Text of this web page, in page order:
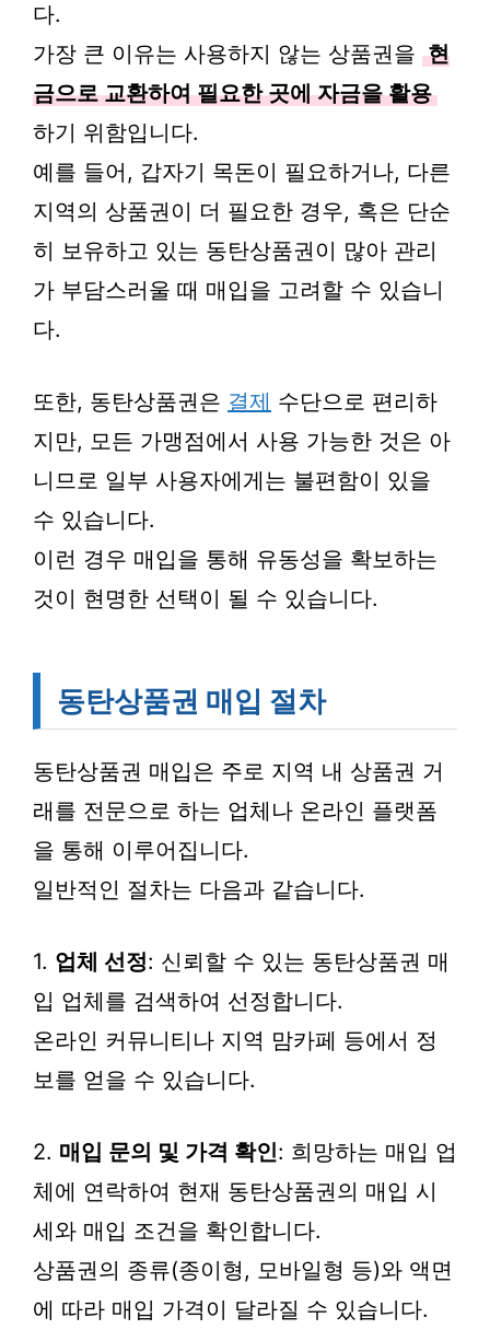
다.
가장 큰 이유는 사용하지 않는 상품권을 현
금으로 교환하여 필요한 곳에 자금을 활용
하기 위함입니다.
예를 들어, 갑자기 목돈이 필요하거나, 다른
지역의 상품권이 더 필요한 경우, 혹은 단순
히 보유하고 있는 동탄상품권이 많아 관리
가 부담스러울 때 매입을 고려할 수 있습니
다.
또한, 동탄상품권은 결제 수단으로 편리하
지만, 모든 가맹점에서 사용 가능한 것은 아
니므로 일부 사용자에게는 불편함이 있을
수 있습니다.
이런 경우 매입을 통해 유동성을 확보하는
것이 현명한 선택이 될 수 있습니다.
동탄상품권 매입 절차
동탄상품권 매입은 주로 지역 내 상품권 거
래를 전문으로 하는 업체나 온라인 플랫폼
을 통해 이루어집니다.
일반적인 절차는 다음과 같습니다.
1. 업체 선정: 신뢰할 수 있는 동탄상품권 매
입 업체를 검색하여 선정합니다.
온라인 커뮤니티나 지역 맘카페 등에서 정
보를 얻을 수 있습니다.
2. 매입 문의 및 가격 확인: 희망하는 매입 업
체에 연락하여 현재 동탄상품권의 매입 시
세와 매입 조건을 확인합니다.
상품권의 종류(종이형, 모바일형 등)와 액면
에 따라 매입 가격이 달라질 수 있습니다.